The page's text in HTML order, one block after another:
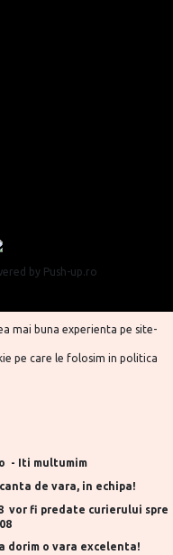
by Push-up.ro
mai buna experienta pe site-
pe care le folosim in politica
- Iti multumim
de vara, in echipa!
vor fi predate curierului spre
dorim o vara excelenta!